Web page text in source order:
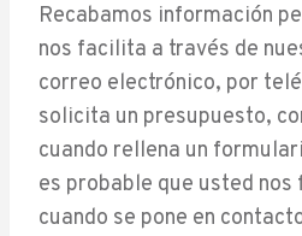
Recabamos información
nos facilita a través de
correo electrónico, por
solicita un presupuesto,
cuando rellena un
es probable que usted
cuando se pone en